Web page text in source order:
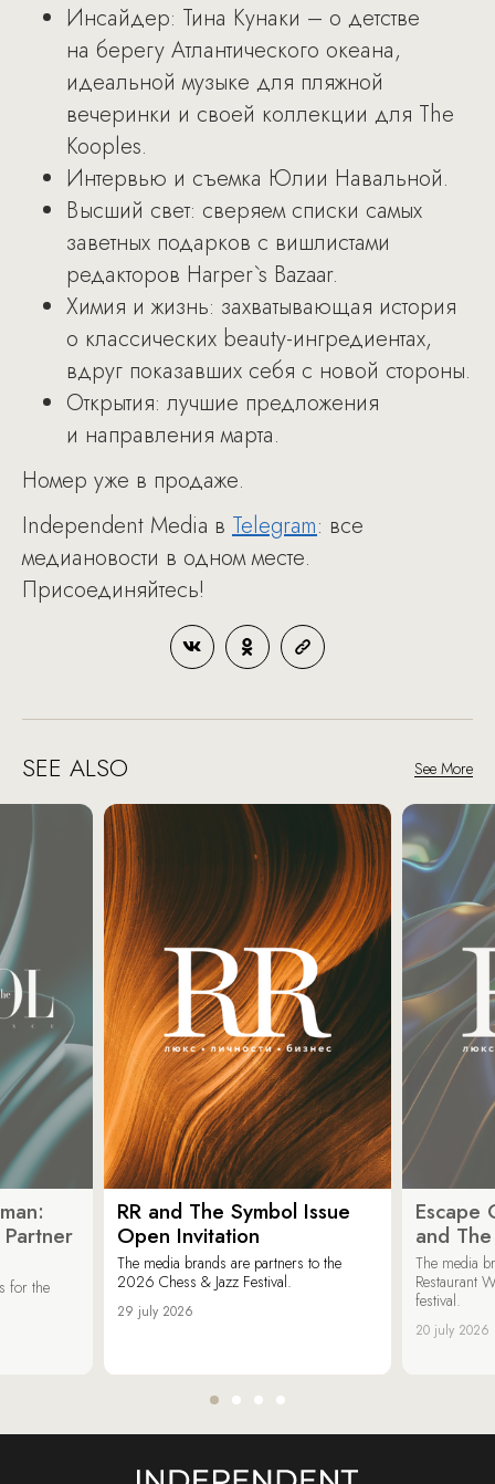
Инсайдер: Тина Кунаки – о детстве
на берегу Атлантического океана,
идеальной музыке для пляжной
вечеринки и своей коллекции для The
Kooples.
Интервью и съемка Юлии Навальной.
Высший свет: сверяем списки самых
заветных подарков с вишлистами
редакторов Harper`s Bazaar.
Химия и жизнь: захватывающая история
о классических beauty-ингредиентах,
вдруг показавших себя с новой стороны.
Открытия: лучшие предложения
и направления марта.
Номер уже в продаже.
Independent Media в Telegram: все
медиановости в одном месте.
Присоединяйтесь!
SEE ALSO See More
Partner
for the
RR and The Symbol Issue
Open Invitation
The media brands are partners to the
2026 Chess & Jazz Festival.
29 july 2026
Escape
and
The media
Restaurant
festival.
20 july 2026